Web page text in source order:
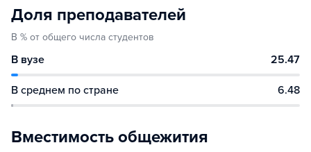
Доля преподавателей
В % от общего числа студентов
В вузе 25.47
В среднем по стране 6.48
Вместимость общежития